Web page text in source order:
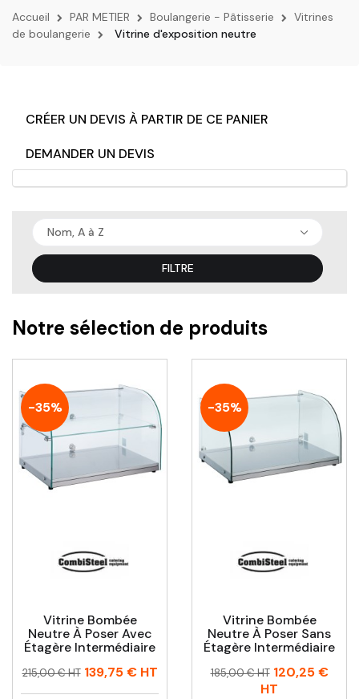
Accueil PAR METIER Boulangerie - Pâtisserie
Vitrines
de boulangerie
Vitrine d'exposition neutre
CRÉER UN DEVIS À PARTIR DE CE PANIER
DEMANDER UN DEVIS
Nom, A à Z
FILTRE
Notre sélection de produits
-35%
Vitrine Bombée
Neutre À Poser Avec
Étagère Intermédiaire
Prix
Prix
215,00 € HT 139,75 €HT
-35%
Vitrine Bombée
Neutre À Poser Sans
Étagère Intermédiaire
Prix
Prix
185,00 € HT 120,25 €
HT